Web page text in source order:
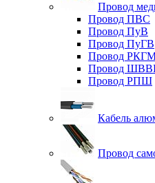
Провод
Провод ПВС
Провод ПуВ
Провод ПуГВ
Провод
Провод
Провод РПШ
Кабель
Провод